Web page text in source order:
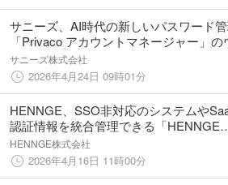
サニーズ、AI時代の新しいパスワード
「Privaco アカウントマネージャー」の
トリスト受付を開始 〜ヒトにもAIエージ
トにも、安全にタスクを委譲〜
サニーズ株式会社
2026年4月24日 09時01分
HENNGE、SSO非対応のシステムや
認証情報を統合管理できる「HENNGE
Password Manager」を提供
HENNGE株式会社
2026年4月16日 11時00分